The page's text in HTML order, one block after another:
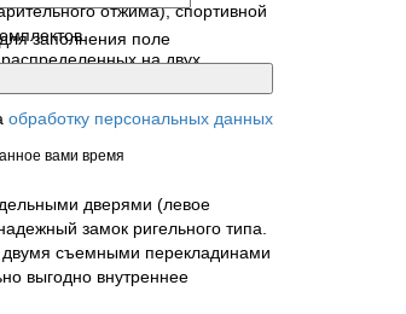
заполнения поле
обработку персональных данных
вами время
отжима), спортивной
на двух
дверями (левое
замок ригельного типа.
съемными перекладинами
выгодно внутреннее